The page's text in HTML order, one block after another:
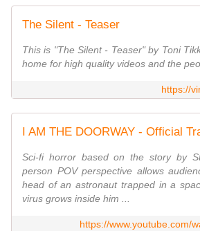
The Silent - Teaser
This is "The Silent - Teaser" by Toni
home for high quality videos and the
https://
I AM THE DOORWAY - Official
Sci-fi horror based on the story by
person POV perspective allows
head of an astronaut trapped in a
virus grows inside him ...
https://www.youtube.com/